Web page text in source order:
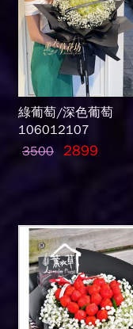
綠葡萄/深色葡萄
106012107
3500
2899